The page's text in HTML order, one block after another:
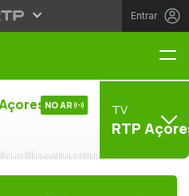
Entrar
NO AR TV
RTP